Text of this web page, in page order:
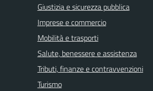
Giustizia e sicurezza pubblica
Imprese e commercio
Mobilità e trasporti
Salute, benessere e assistenza
Tributi, finanze e contravvenzioni
Turismo